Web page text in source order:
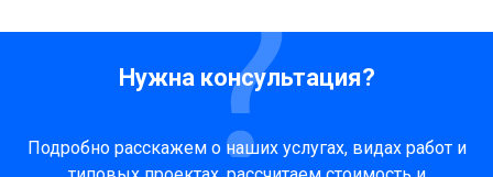
Нужна консультация?
Подробно расскажем о наших услугах, видах работ и